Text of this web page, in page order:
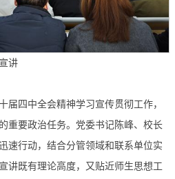
讲
届四中全会精神学习宣传贯彻工作，
重要政治任务。党委书记陈峰、校长
速行动，结合分管领域和联系单位实
讲既有理论高度，又贴近师生思想工